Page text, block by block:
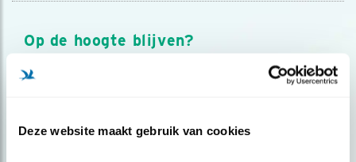
Deze website maakt gebruik van cookies
Op de hoogte blijven?
Meld je aan en ontvang nieuws, inspiratie, acties en tips
over vogels en activiteiten van Vogelbescherming.